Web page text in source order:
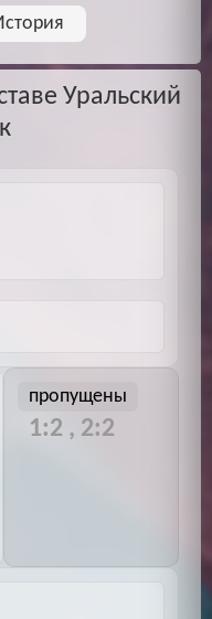
Уральский
пропущены
1:2 , 2:2